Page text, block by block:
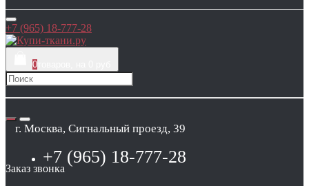
+7 (965) 18-777-28
0
г. Москва, Сигнальный проезд, 39
+7 (965) 18-777-28
Заказ звонка